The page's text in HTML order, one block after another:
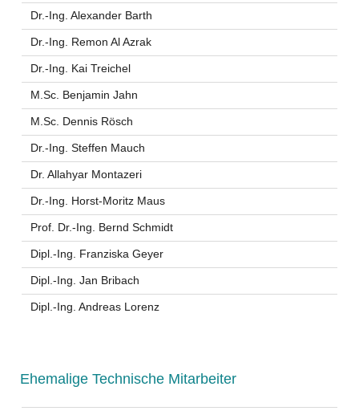
Dr.-Ing. Alexander Barth
Dr.-Ing. Remon Al Azrak
Dr.-Ing. Kai Treichel
M.Sc. Benjamin Jahn
M.Sc. Dennis Rösch
Dr.-Ing. Steffen Mauch
Dr. Allahyar Montazeri
Dr.-Ing. Horst-Moritz Maus
Prof. Dr.-Ing. Bernd Schmidt
Dipl.-Ing. Franziska Geyer
Dipl.-Ing. Jan Bribach
Dipl.-Ing. Andreas Lorenz
Ehemalige Technische Mitarbeiter